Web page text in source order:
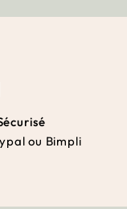
ou Bimpli